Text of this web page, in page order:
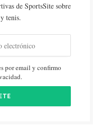
de SportsSite sobre
tenis.
por email y confirmo